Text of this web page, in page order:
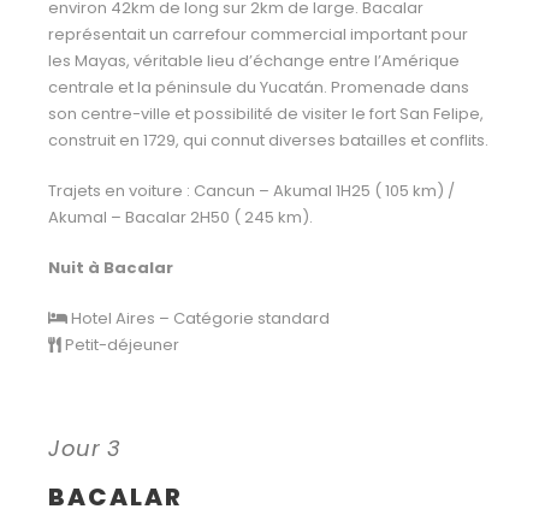
environ 42km de long sur 2km de large. Bacalar
représentait un carrefour commercial important pour
les Mayas, véritable lieu d’échange entre l’Amérique
centrale et la péninsule du Yucatán. Promenade dans
son centre-ville et possibilité de visiter le fort San Felipe,
construit en 1729, qui connut diverses batailles et conflits.
Trajets en voiture : Cancun – Akumal 1H25 ( 105 km) /
Akumal – Bacalar 2H50 ( 245 km).
Nuit à Bacalar
Hotel Aires – Catégorie standard
Petit-déjeuner
Jour 3
BACALAR